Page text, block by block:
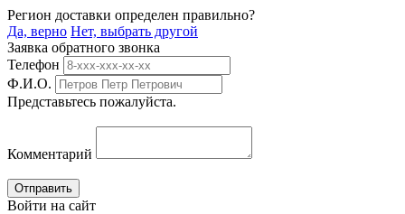
Регион доставки определен правильно?
Да, верно Нет, выбрать другой
Заявка обратного звонка
Телефон
Ф.И.О.
Представьтесь пожалуйста.
Комментарий
Войти на сайт